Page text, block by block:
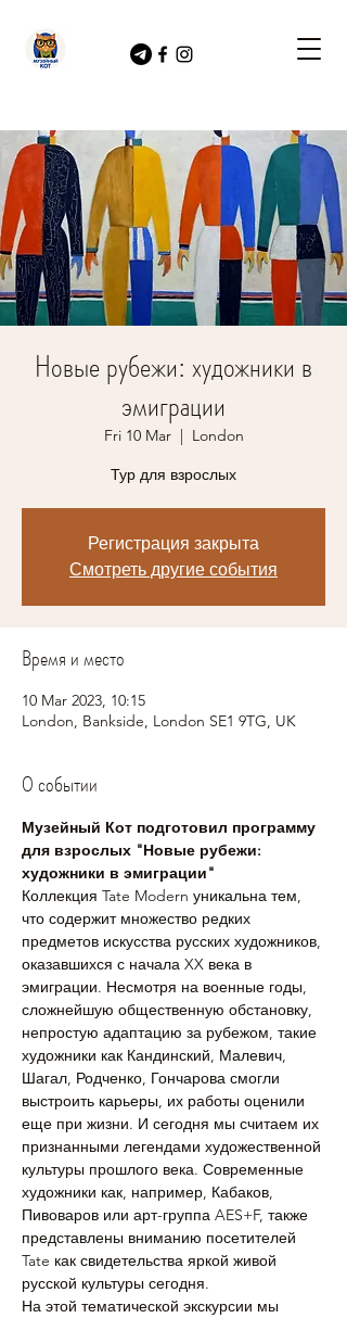
Новые рубежи: художники в
эмиграции
Fri 10 Mar
  |
London
Тур для взрослых
Регистрация закрыта
Смотреть другие события
Время и место
10 Mar 2023, 10:15
London, Bankside, London SE1 9TG, UK
О событии
Музейный Кот подготовил программу
для взрослых "Новые рубежи:
художники в эмиграции"
Коллекция Tate Modern уникальна тем,
что содержит множество редких
предметов искусства русских художников,
оказавшихся с начала XX века в
эмиграции. Несмотря на военные годы,
сложнейшую общественную обстановку,
непростую адаптацию за рубежом, такие
художники как Кандинский, Малевич,
Шагал, Родченко, Гончарова смогли
выстроить карьеры, их работы оценили
еще при жизни. И сегодня мы считаем их
признанными легендами художественной
культуры прошлого века. Современные
художники как, например, Кабаков,
Пивоваров или арт-группа AES+F, также
представлены вниманию посетителей
Tate как свидетельства яркой живой
русской культуры сегодня.
На этой тематической экскурсии мы